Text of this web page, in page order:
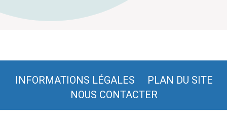
INFORMATIONS LÉGALES
PLAN DU SITE
NOUS CONTACTER